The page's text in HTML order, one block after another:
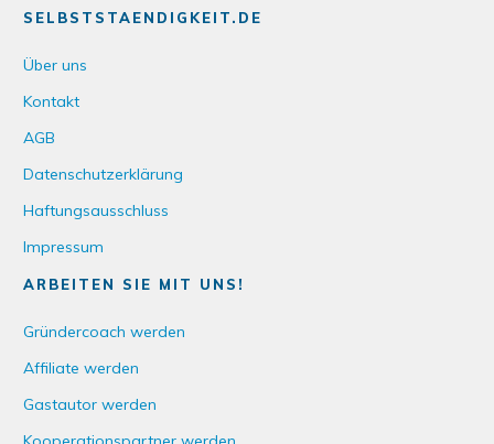
SELBSTSTAENDIGKEIT.DE
Über uns
Kontakt
AGB
Datenschutzerklärung
Haftungsausschluss
Impressum
ARBEITEN SIE MIT UNS!
Gründercoach werden
Affiliate werden
Gastautor werden